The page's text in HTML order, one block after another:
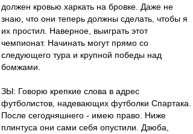
должен кровью харкать на бровке. Даже не
знаю, что они теперь должны сделать, чтобы я
их простил. Наверное, выиграть этот
чемпионат. Начинать могут прямо со
следующего тура и крупной победы над
бомжами.
ЗЫ: Говорю крепкие слова в адрес
футболистов, надевающих футболки Спартака.
После сегодняшнего - имею право. Ниже
плинтуса они сами себя опустили. Дзюба,